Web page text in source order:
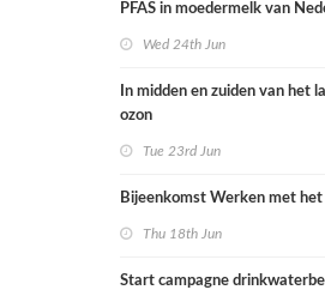
PFAS in moedermelk van
Wed 24th Jun
In midden en zuiden van het
ozon
Tue 23rd Jun
Bijeenkomst Werken met
Thu 18th Jun
Start campagne